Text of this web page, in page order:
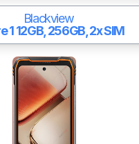
Blackview
112GB, 256GB, 2x SIM